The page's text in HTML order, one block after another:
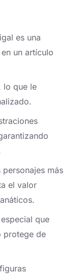
es una
un artículo
lo que le
más
el valor
que
protege de